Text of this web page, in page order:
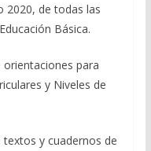
2020, de todas las
Básica.
orientaciones para
y Niveles de
textos y cuadernos de